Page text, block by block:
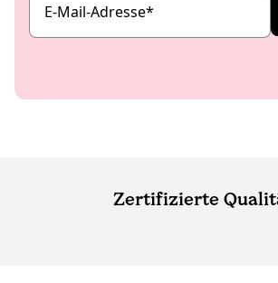
E-Mail-Adresse*
Zertifizierte